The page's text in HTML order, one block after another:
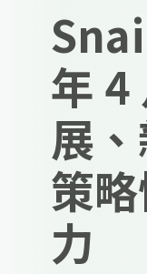
年 4
展
策
力